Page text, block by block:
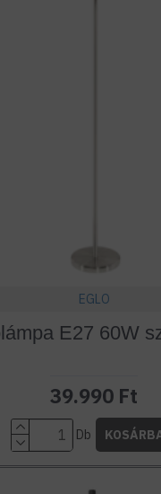
EGLO
E27 60W
39.990 Ft
Db